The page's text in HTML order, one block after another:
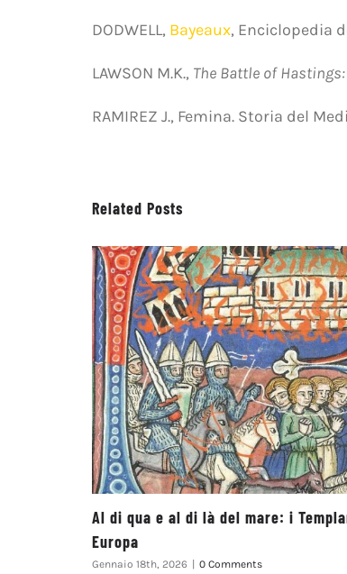
DODWELL, Bayeaux, Enciclopedia
LAWSON M.K., The Battle of Hastings:
RAMIREZ J., Femina. Storia del
Related Posts
Al di qua e al di là del mare: i
Europa
Gennaio 18th, 2026 0 Comments